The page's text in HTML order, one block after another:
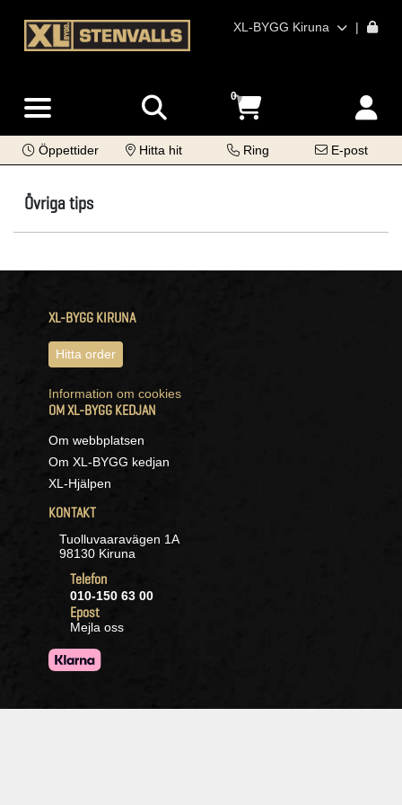
XL-BYGG Kiruna |
0
Öppettider Hitta hit Ring E-post
Övriga tips
XL-BYGG KIRUNA
Hitta order
Information om cookies
OM XL-BYGG KEDJAN
Om webbplatsen
Om XL-BYGG kedjan
XL-Hjälpen
KONTAKT
Tuolluvaaravägen 1A
98130 Kiruna
Telefon
010-150 63 00
Epost
Mejla oss